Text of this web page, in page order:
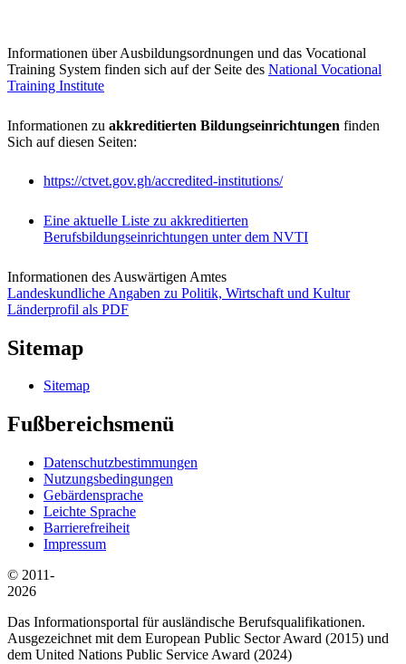
Informationen über Ausbildungsordnungen und das Vocational
Training System finden sich auf der Seite des National Vocational
Training Institute
Informationen zu akkreditierten Bildungseinrichtungen finden
Sich auf diesen Seiten:
https://ctvet.gov.gh/accredited-institutions/
Eine aktuelle Liste zu akkreditierten
Berufsbildungseinrichtungen unter dem NVTI
Informationen des Auswärtigen Amtes
Landeskundliche Angaben zu Politik, Wirtschaft und Kultur
Länderprofil als PDF
Sitemap
Sitemap
Fußbereichsmenü
Datenschutzbestimmungen
Nutzungsbedingungen
Gebärdensprache
Leichte Sprache
Barrierefreiheit
Impressum
© 2011-
2026
Das Informationsportal für ausländische Berufsqualifikationen.
Ausgezeichnet mit dem European Public Sector Award (2015) und
dem United Nations Public Service Award (2024)